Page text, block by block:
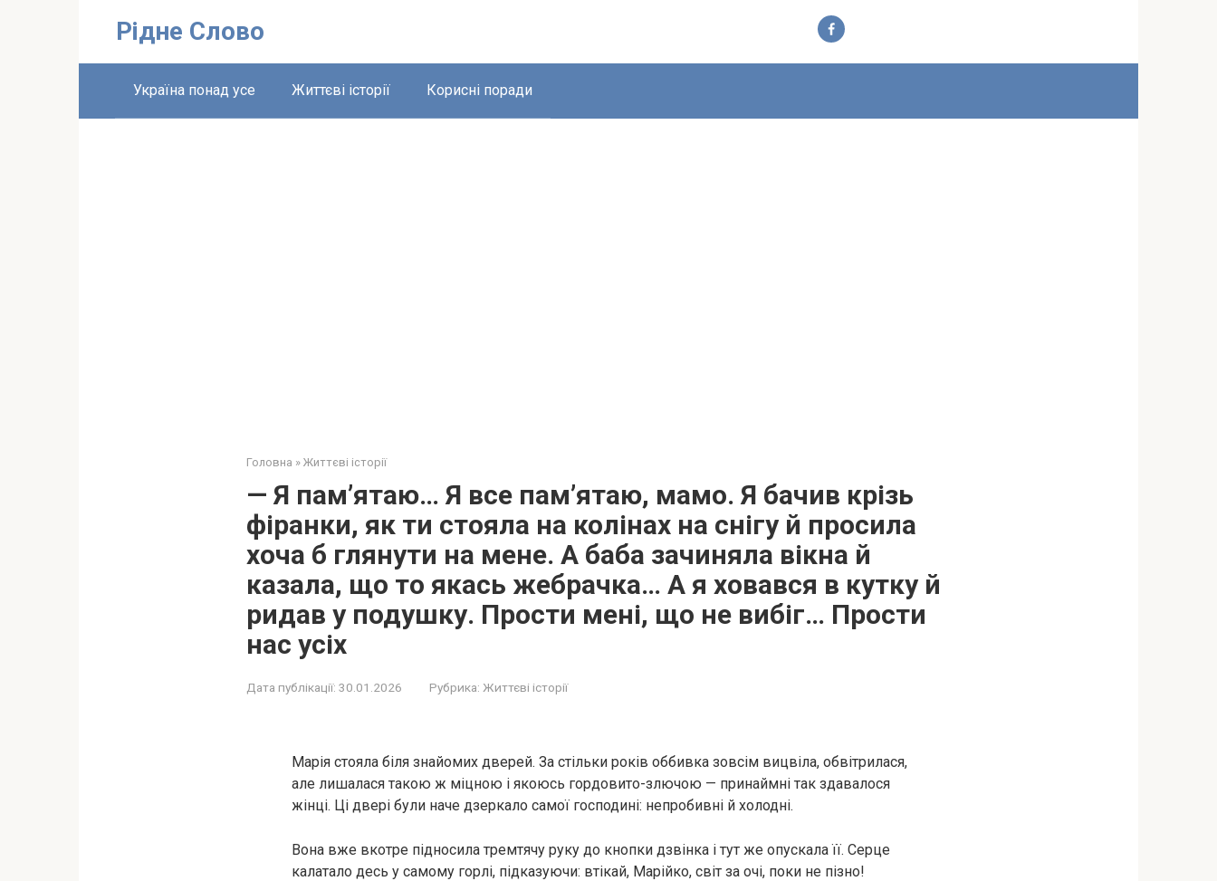
Рідне Слово
Україна понад усе Життєві історії Корисні поради
Головна » Життєві історії
— Я пам’ятаю… Я все пам’ятаю, мамо. Я бачив крізь
фіранки, як ти стояла на колінах на снігу й просила
хоча б глянути на мене. А баба зачиняла вікна й
казала, що то якась жебрачка… А я ховався в кутку й
ридав у подушку. Прости мені, що не вибіг… Прости
нас усіх
Дата публікації: 30.01.2026 Рубрика: Життєві історії
Марія стояла біля знайомих дверей. За стільки років оббивка зовсім вицвіла, обвітрилася,
але лишалася такою ж міцною і якоюсь гордовито-злючою — принаймні так здавалося
жінці. Ці двері були наче дзеркало самої господині: непробивні й холодні.
Вона вже вкотре підносила тремтячу руку до кнопки дзвінка і тут же опускала її. Серце
калатало десь у самому горлі, підказуючи: втікай, Марійко, світ за очі, поки не пізно!